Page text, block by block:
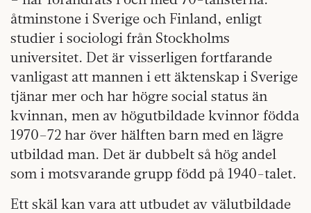
åtminstone i Sverige och Finland, enligt
studier i sociologi från Stockholms
universitet. Det är visserligen fortfarande
vanligast att mannen i ett äktenskap i Sverige
tjänar mer och har högre social status än
kvinnan, men av högutbildade kvinnor födda
1970–72 har över hälften barn med en lägre
utbildad man. Det är dubbelt så hög andel
som i motsvarande grupp född på 1940-talet.
Ett skäl kan vara att utbudet av välutbildade